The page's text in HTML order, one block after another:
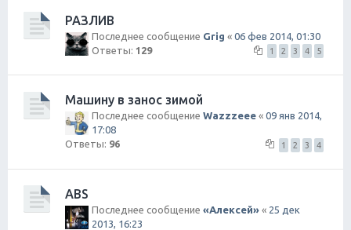
РАЗЛИВ
Последнее сообщение Grig « 06 фев 2014, 01:30
Ответы: 129 1 2 3 4 5
Машину в занос зимой
Последнее сообщение Wazzzeee « 09 янв 2014,
17:08
Ответы: 96 1 2 3 4
ABS
Последнее сообщение «Aлексей» « 25 дек
2013, 16:23